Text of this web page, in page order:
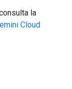
la
Cloud